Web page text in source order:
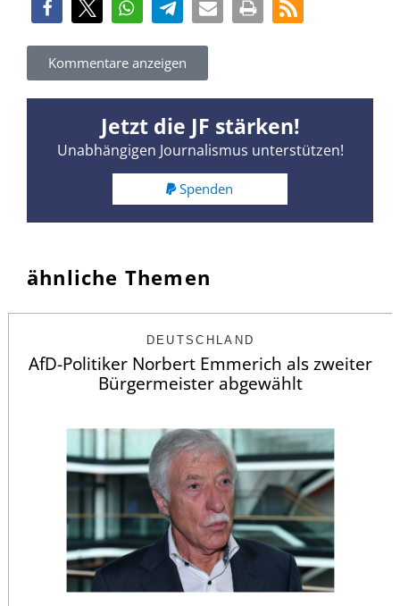
Kommentare anzeigen
Jetzt die JF stärken!
Unabhängigen Journalismus unterstützen!
Spenden
ähnliche Themen
DEUTSCHLAND
AfD-Politiker Norbert Emmerich als zweiter
Bürgermeister abgewählt